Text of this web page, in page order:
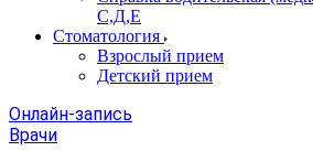
С,Д,Е
Стоматология
Взрослый прием
Детский прием
Онлайн-запись
Врачи